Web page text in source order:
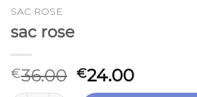
SAC ROSE
sac rose
€36.00 €24.00